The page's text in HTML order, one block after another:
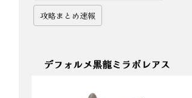
攻略まとめ速報
デフォルメ黒龍ミラボレアス